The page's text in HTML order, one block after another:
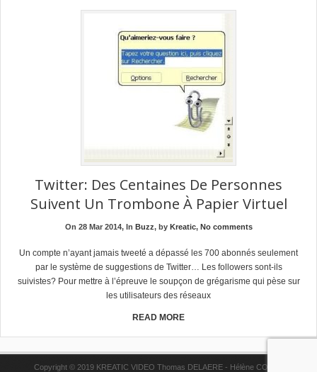
Twitter: Des Centaines De Personnes
Suivent Un Trombone À Papier Virtuel
On 28 Mar 2014, In Buzz, by Kreatic, No comments
Un compte n’ayant jamais tweeté a dépassé les 700 abonnés seulement
par le système de suggestions de Twitter… Les followers sont-ils
suivistes? Pour mettre à l’épreuve le soupçon de grégarisme qui pèse sur
les utilisateurs des réseaux
READ MORE
Copyright © 2019 KREATIC VIDEO Thomas DELAERE - Hélène COPPE